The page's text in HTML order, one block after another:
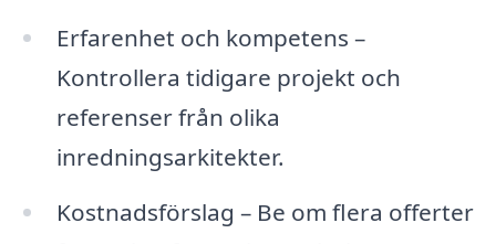
Erfarenhet och kompetens –
Kontrollera tidigare projekt och
referenser från olika
inredningsarkitekter.
Kostnadsförslag – Be om flera offerter